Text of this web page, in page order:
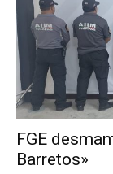
FGE
Barretos»